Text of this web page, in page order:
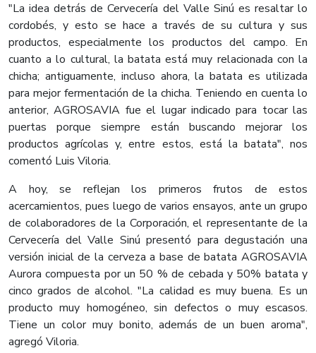
"La idea detrás de Cervecería del Valle Sinú es resaltar lo
cordobés, y esto se hace a través de su cultura y sus
productos, especialmente los productos del campo. En
cuanto a lo cultural, la batata está muy relacionada con la
chicha; antiguamente, incluso ahora, la batata es utilizada
para mejor fermentación de la chicha. Teniendo en cuenta lo
anterior, AGROSAVIA fue el lugar indicado para tocar las
puertas porque siempre están buscando mejorar los
productos agrícolas y, entre estos, está la batata", nos
comentó Luis Viloria.
A hoy, se reflejan los primeros frutos de estos
acercamientos, pues luego de varios ensayos, ante un grupo
de colaboradores de la Corporación, el representante de la
Cervecería del Valle Sinú presentó para degustación una
versión inicial de la cerveza a base de batata AGROSAVIA
Aurora compuesta por un 50 % de cebada y 50% batata y
cinco grados de alcohol. "La calidad es muy buena. Es un
producto muy homogéneo, sin defectos o muy escasos.
Tiene un color muy bonito, además de un buen aroma",
agregó Viloria.